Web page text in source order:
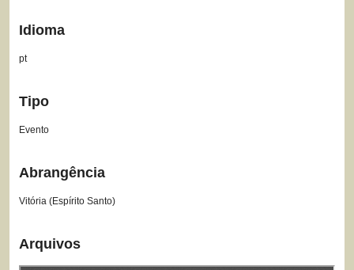
Idioma
pt
Tipo
Evento
Abrangência
Vitória (Espírito Santo)
Arquivos